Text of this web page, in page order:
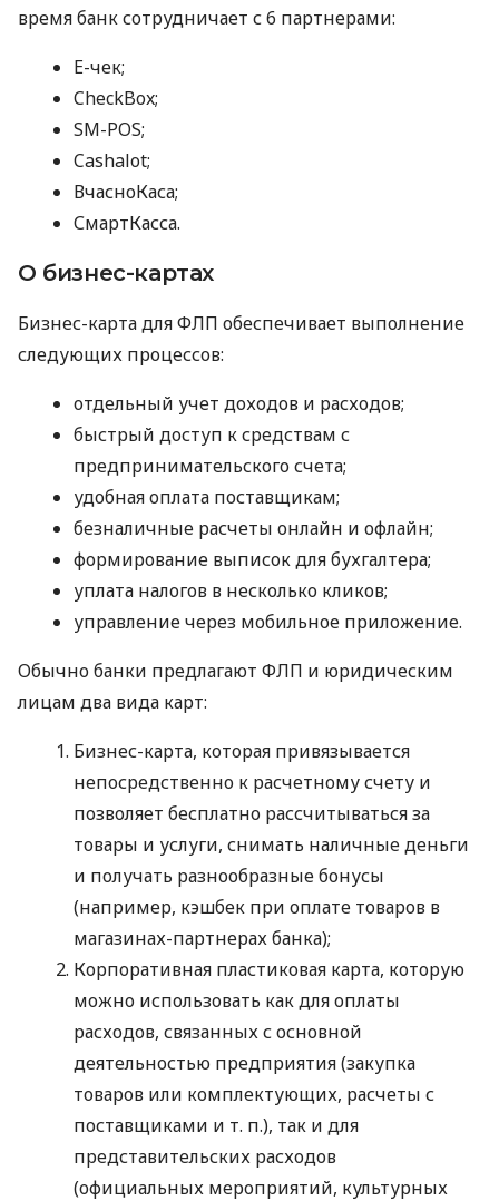
время банк сотрудничает с 6 партнерами:
E-чек;
CheckBox;
SM-POS;
Cashalot;
ВчасноКаса;
СмартКасса.
О бизнес-картах
Бизнес-карта для ФЛП обеспечивает выполнение
следующих процессов:
отдельный учет доходов и расходов;
быстрый доступ к средствам с
предпринимательского счета;
удобная оплата поставщикам;
безналичные расчеты онлайн и офлайн;
формирование выписок для бухгалтера;
уплата налогов в несколько кликов;
управление через мобильное приложение.
Обычно банки предлагают ФЛП и юридическим
лицам два вида карт:
Бизнес-карта, которая привязывается
непосредственно к расчетному счету и
позволяет бесплатно рассчитываться за
товары и услуги, снимать наличные деньги
и получать разнообразные бонусы
(например, кэшбек при оплате товаров в
магазинах-партнерах банка);
Корпоративная пластиковая карта, которую
можно использовать как для оплаты
расходов, связанных с основной
деятельностью предприятия (закупка
товаров или комплектующих, расчеты с
поставщиками и т. п.), так и для
представительских расходов
(официальных мероприятий, культурных